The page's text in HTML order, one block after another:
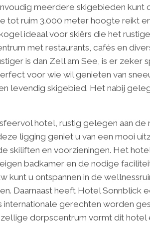
meerdere skigebieden kunt
tot ruim 3.000 meter hoogte reikt
ideaal voor skiërs die het
met restaurants, cafés en
is dan Zell am See, is er zeker
voor wie wil genieten van
levendig skigebied. Het nabij
hotel, rustig gelegen aan de
ligging geniet u van een mooi
skiliften en voorzieningen. Het
badkamer en de nodige
kunt u ontspannen in de
Daarnaast heeft Hotel Sonnblick
internationale gerechten worden
dorpscentrum vormt dit hotel